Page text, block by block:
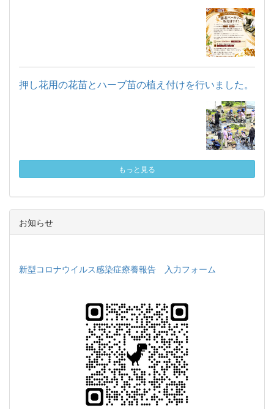
押し花用の花苗とハーブ苗の植え付けを行いました。
もっと見る
お知らせ
新型コロナウイルス感染症療養報告 入力フォーム